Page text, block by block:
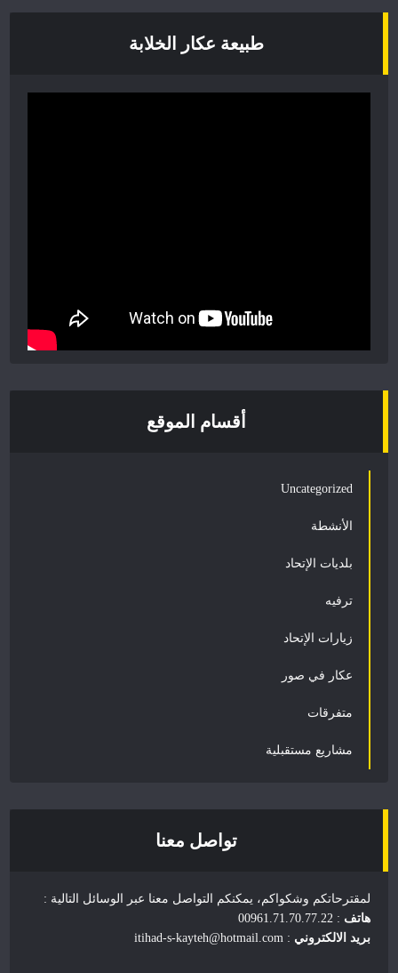
طبيعة عكار الخلابة
أقسام الموقع
Uncategorized
الأنشطة
بلديات الإتحاد
ترفيه
زيارات الإتحاد
عكار في صور
متفرقات
مشاريع مستقبلية
تواصل معنا
لمقترحاتكم وشكواكم، يمكنكم التواصل معنا عبر الوسائل التالية :
هاتف : 00961.71.70.77.22
بريد الالكتروني : itihad-s-kayteh@hotmail.com